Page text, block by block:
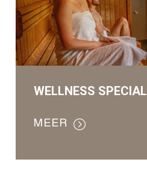
WELLNESS SPECIAL
MEER